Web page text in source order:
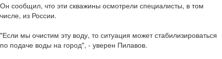
Он сообщил, что эти скважины осмотрели специалисты, в том
числе, из России.
"Если мы очистим эту воду, то ситуация может стабилизироваться
по подаче воды на город", - уверен Пилавов.